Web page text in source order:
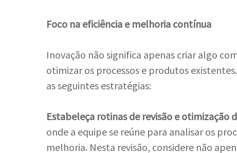
Foco na eficiência e melhoria contínua
Inovação não significa apenas criar algo
otimizar os processos e produtos
as seguintes estratégias:
Estabeleça rotinas de revisão e otimização
onde a equipe se reúne para analisar os
melhoria. Nesta revisão, considere não